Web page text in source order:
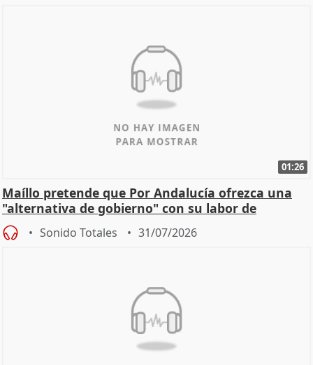
01:26
Maíllo pretende que Por Andalucía ofrezca una
"alternativa de gobierno" con su labor de
oposición
Sonido Totales 31/07/2026